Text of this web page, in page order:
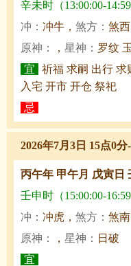
辛未时（13:00:00-
冲： 冲牛， 煞方： 煞西
原神：
， 星神： 罗纹
宜
祈福 求嗣 出行 求
入宅 开市 开仓 祭祀
忌
2026年7月3日 15点0
丙午年 甲午月 戊寅日
壬申时（15:00:00-
冲： 冲虎， 煞方： 煞南
原神：
， 星神： 日破
宜